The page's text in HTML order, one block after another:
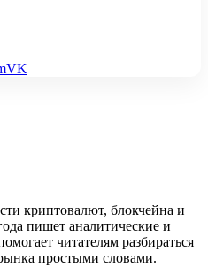
VK
криптовалют, блокчейна и
пишет аналитические и
читателям разбираться
простыми словами.